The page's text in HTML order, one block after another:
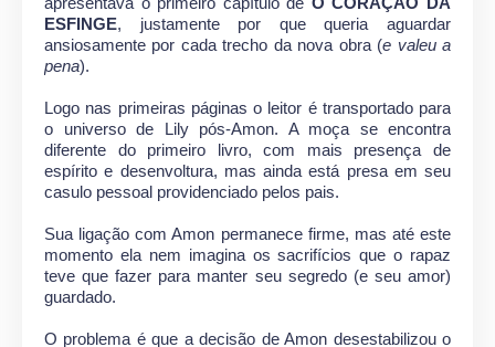
ESFINGE, justamente por que queria aguardar
ansiosamente por cada trecho da nova obra (e valeu a
pena).
Logo nas primeiras páginas o leitor é transportado para
o universo de Lily pós-Amon. A moça se encontra
diferente do primeiro livro, com mais presença de
espírito e desenvoltura, mas ainda está presa em seu
casulo pessoal providenciado pelos pais.
Sua ligação com Amon permanece firme, mas até este
momento ela nem imagina os sacrifícios que o rapaz
teve que fazer para manter seu segredo (e seu amor)
guardado.
O problema é que a decisão de Amon desestabilizou o